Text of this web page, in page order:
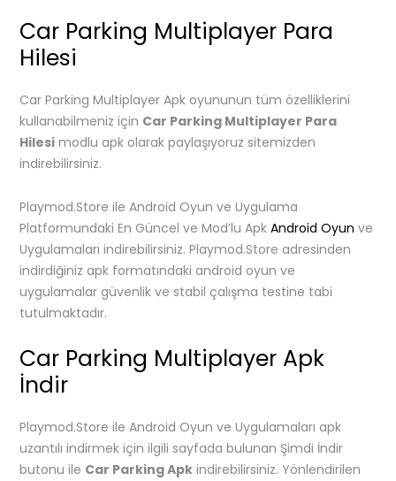
Car Parking Multiplayer Para
Hilesi
Car Parking Multiplayer Apk oyununun tüm özelliklerini
kullanabilmeniz için Car Parking Multiplayer Para
Hilesi modlu apk olarak paylaşıyoruz sitemizden
indirebilirsiniz.
Playmod.Store ile Android Oyun ve Uygulama
Platformundaki En Güncel ve Mod’lu ApkAndroid Oyun ve
Uygulamaları indirebilirsiniz. Playmod.Store adresinden
indirdiğiniz apk formatındaki android oyun ve
uygulamalar güvenlik ve stabil çalışma testine tabi
tutulmaktadır.
Car Parking Multiplayer Apk
İndir
Playmod.Store ile Android Oyun ve Uygulamaları apk
uzantılı indirmek için ilgili sayfada bulunan Şimdi İndir
butonu ile Car Parking Apk indirebilirsiniz. Yönlendirilen